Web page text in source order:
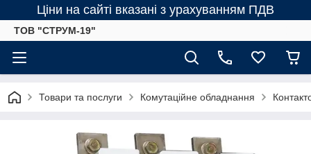
Ціни на сайті вказані з урахуванням ПДВ
ТОВ "СТРУМ-19"
Товари та послуги Комутаційне обладнання